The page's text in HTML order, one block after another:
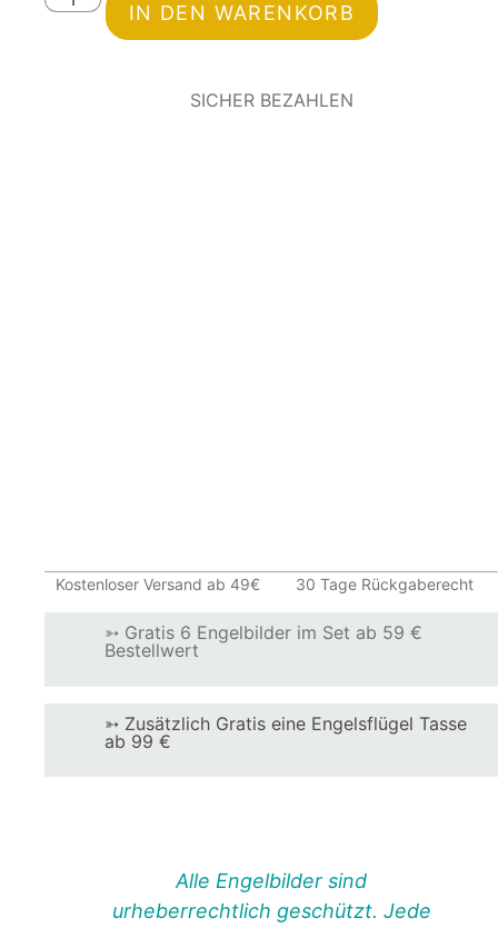
IN DEN WARENKORB
SICHER BEZAHLEN
Kostenloser Versand ab 49€ 30 Tage Rückgaberecht
➳ Gratis 6 Engelbilder im Set ab 59 €
Bestellwert
➳ Zusätzlich Gratis eine Engelsflügel Tasse
ab 99 €
Alle Engelbilder sind
urheberrechtlich geschützt. Jede